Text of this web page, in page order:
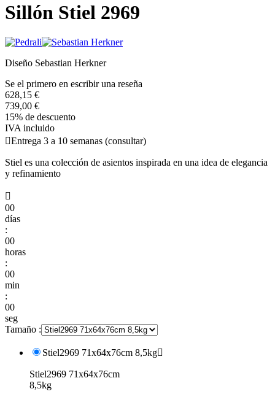
Sillón Stiel 2969
Diseño Sebastian Herkner
Se el primero en escribir una reseña
628,15 €
739,00 €
15% de descuento
IVA incluido
Entrega 3 a 10 semanas (consultar)
Stiel es una colección de asientos inspirada en una idea de elegancia
y refinamiento

00
días
:
00
horas
:
00
min
:
00
seg
Tamaño :
Stiel2969 71x64x76cm 8,5kg
Stiel2969 71x64x76cm
8,5kg